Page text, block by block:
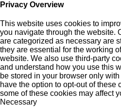
Privacy Overview
This website uses cookies to
you navigate through the website.
are categorized as necessary are
they are essential for the working
website. We also use third-party
and understand how you use this
be stored in your browser only
have the option to opt-out of these
some of these cookies may affect
Necessary